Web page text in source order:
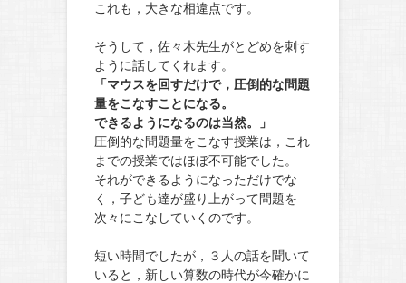
これも，大きな相違点です。
そうして，佐々木先生がとどめを刺す
ように話してくれます。
「マウスを回すだけで，圧倒的な問題
量をこなすことになる。
できるようになるのは当然。」
圧倒的な問題量をこなす授業は，これ
までの授業ではほぼ不可能でした。
それができるようになっただけでな
く，子ども達が盛り上がって問題を
次々にこなしていくのです。
短い時間でしたが，３人の話を聞いて
いると，新しい算数の時代が今確かに